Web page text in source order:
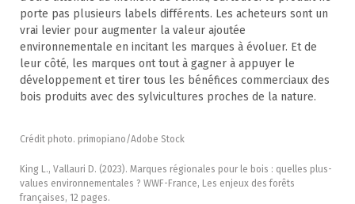
porte pas plusieurs labels différents. Les acheteurs sont un
vrai levier pour augmenter la valeur ajoutée
environnementale en incitant les marques à évoluer. Et de
leur côté, les marques ont tout à gagner à appuyer le
développement et tirer tous les bénéfices commerciaux des
bois produits avec des sylvicultures proches de la nature.
Crédit photo. primopiano/Adobe Stock
King L., Vallauri D. (2023). Marques régionales pour le bois : quelles plus-
values environnementales ? WWF-France, Les enjeux des forêts
françaises, 12 pages.